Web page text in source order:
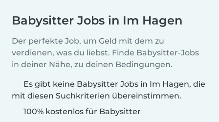
Babysitter Jobs in Im Hagen
Der perfekte Job, um Geld mit dem zu
verdienen, was du liebst. Finde Babysitter-Jobs
in deiner Nähe, zu deinen Bedingungen.
Es gibt keine Babysitter Jobs in Im Hagen, die
mit diesen Suchkriterien übereinstimmen.
100% kostenlos für Babysitter